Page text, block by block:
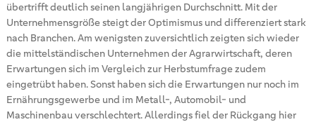
übertrifft deutlich seinen langjährigen Durchschnitt. Mit der
Unternehmensgröße steigt der Optimismus und differenziert stark
nach Branchen. Am wenigsten zuversichtlich zeigten sich wieder
die mittelständischen Unternehmen der Agrarwirtschaft, deren
Erwartungen sich im Vergleich zur Herbstumfrage zudem
eingetrübt haben. Sonst haben sich die Erwartungen nur noch im
Ernährungsgewerbe und im Metall-, Automobil- und
Maschinenbau verschlechtert. Allerdings fiel der Rückgang hier